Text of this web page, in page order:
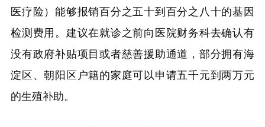
医疗险）能够报销百分之五十到百分之八十的基因
检测费用。建议在就诊之前向医院财务科去确认有
没有政府补贴项目或者慈善援助通道，部分拥有海
淀区、朝阳区户籍的家庭可以申请五千元到两万元
的生殖补助。